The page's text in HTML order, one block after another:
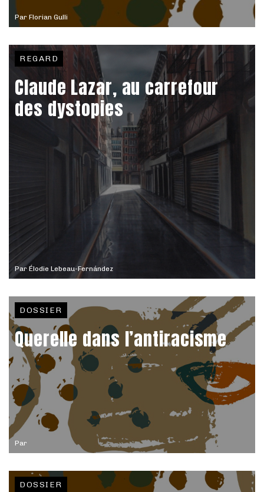
Par Florian Gulli
Par Élodie Lebeau-Fernández
REGARD
Claude Lazar, au carrefour
des dystopies
Par
DOSSIER
Querelle dans l’antiracisme
DOSSIER